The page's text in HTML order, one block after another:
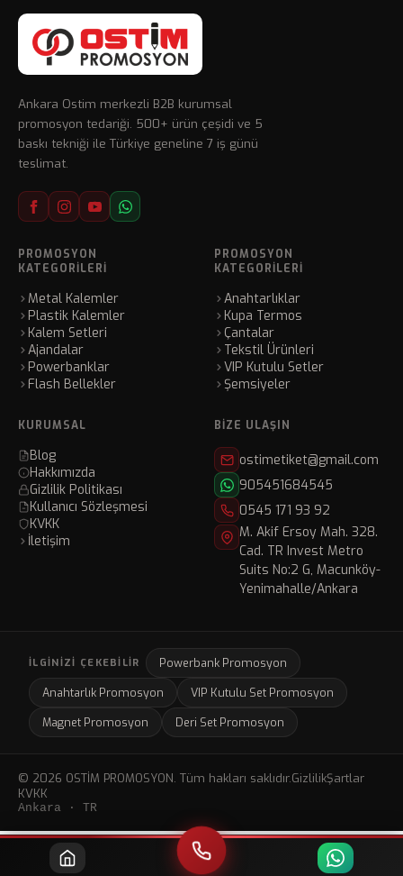
Ankara Ostim merkezli B2B kurumsal
promosyon tedariği. 500+ ürün çeşidi ve 5
baskı tekniği ile Türkiye geneline 7 iş günü
teslimat.
PROMOSYON
KATEGORILERI
Metal Kalemler
Plastik Kalemler
Kalem Setleri
Ajandalar
Powerbanklar
Flash Bellekler
PROMOSYON
KATEGORILERI
Anahtarlıklar
Kupa Termos
Çantalar
Tekstil Ürünleri
VIP Kutulu Setler
Şemsiyeler
KURUMSAL
Blog
Hakkımızda
Gizlilik Politikası
Kullanıcı Sözleşmesi
KVKK
İletişim
BIZE ULAŞIN
ostimetiket@gmail.com
905451684545
0545 171 93 92
M. Akif Ersoy Mah. 328.
Cad. TR Invest Metro
Suits No:2 G, Macunköy-
Yenimahalle/Ankara
İLGINIZI ÇEKEBILIR
Powerbank Promosyon
Anahtarlık Promosyon
VIP Kutulu Set Promosyon
Magnet Promosyon
Deri Set Promosyon
© 2026 OSTİM PROMOSYON. Tüm hakları saklıdır.GizlilikŞartlar
KVKK
Ankara · TR